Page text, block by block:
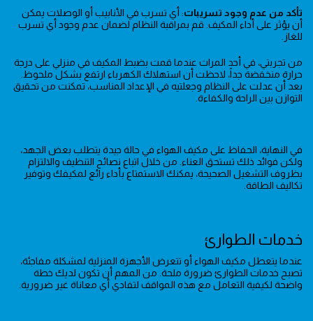
تأكد من عدم وجود تسريبات: أي تسرب في الأنابيب أو الوصلات يمكن
أن يؤثر على أداء المكيف. قم بمراقبة النظام لضمان عدم وجود أي تسرب
للغاز.
من تجربتي، في أحد المرات عندما قمت بضبط المكيف في منزلي على درجة
حرارة منخفضة جداً، لاحظت أن استهلاك الكهرباء ارتفع بشكل ملحوظ.
بعد أن عدلت على النظام وجعلتيه في الإعداد المناسب، تمكنت من تحقيق
التوازن بين الراحة والكفاءة.
في النهاية، الحفاظ على مكيف الهواء في حالة جيدة يتطلب بعض الجهد،
ولكن فوائد ذلك تستحق العناء. من خلال اتباع نصائح التنظيف والالتزام
بظروف التشغيل الصحيحة، يمكنك الاستمتاع بأداء رائع لمكيفك وتوفير
تكاليف الطاقة.
خدمات الطوارئ
عندما يتعطل مكيف الهواء أو تتعرض الأجهزة المنزلية لمشكلة مفاجئة،
تصبح خدمات الطوارئ ضرورة ملحة. من المهم أن تكون لديك خطة
واضحة لكيفية التعامل مع هذه المواقف لتفادي أي معاناة غير ضرورية.